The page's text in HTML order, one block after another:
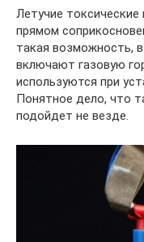
Летучие
прямом
такая возможность,
включают газовую
используются при
Понятное дело, что
подойдет не везде.